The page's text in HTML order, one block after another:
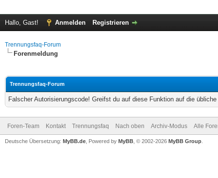
Hallo, Gast! Anmelden Registrieren
Trennungsfaq-Forum
Forenmeldung
Trennungsfaq-Forum
Falscher Autorisierungscode! Greifst du auf diese Funktion auf die
Foren-Team Kontakt Trennungsfaq Nach oben Archiv-Modus Alle
Deutsche Übersetzung: MyBB.de , Powered by MyBB , © 2002-2026 MyBB Group